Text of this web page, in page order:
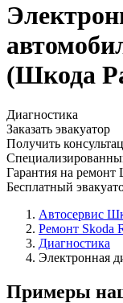
(Шкода
Диагностика
Заказать эвакуатор
Получить
Гарантия на ремонт
Бесплатный
Автосервис
Ремонт Skoda
Диагностика
Электронная
Примеры